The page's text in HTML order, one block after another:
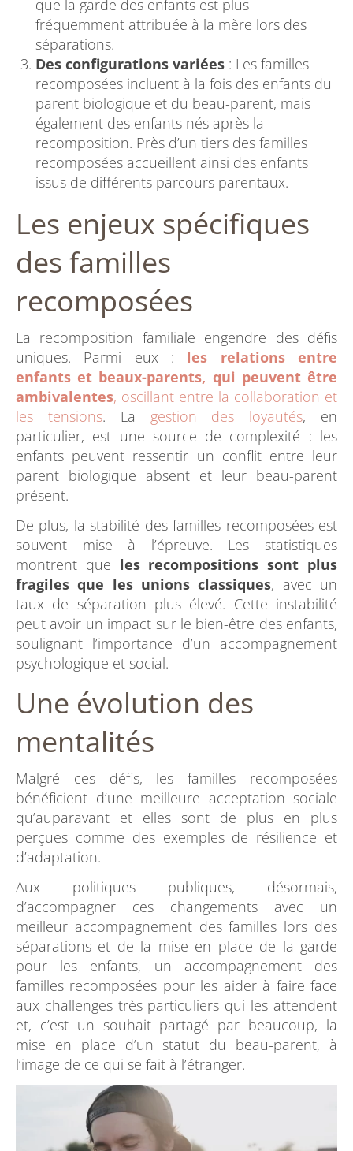
que la garde des enfants est plus
fréquemment attribuée à la mère lors des
séparations.
Des configurations variées : Les familles
recomposées incluent à la fois des enfants du
parent biologique et du beau-parent, mais
également des enfants nés après la
recomposition. Près d’un tiers des familles
recomposées accueillent ainsi des enfants
issus de différents parcours parentaux.
Les enjeux spécifiques
des familles
recomposées
La recomposition familiale engendre des défis
uniques. Parmi eux : les relations entre
enfants et beaux-parents, qui peuvent être
ambivalentes, oscillant entre la collaboration et
les tensions. La gestion des loyautés, en
particulier, est une source de complexité : les
enfants peuvent ressentir un conflit entre leur
parent biologique absent et leur beau-parent
présent.
De plus, la stabilité des familles recomposées est
souvent mise à l’épreuve. Les statistiques
montrent que les recompositions sont plus
fragiles que les unions classiques, avec un
taux de séparation plus élevé. Cette instabilité
peut avoir un impact sur le bien-être des enfants,
soulignant l’importance d’un accompagnement
psychologique et social.
Une évolution des
mentalités
Malgré ces défis, les familles recomposées
bénéficient d’une meilleure acceptation sociale
qu’auparavant et elles sont de plus en plus
perçues comme des exemples de résilience et
d’adaptation.
Aux politiques publiques, désormais,
d’accompagner ces changements avec un
meilleur accompagnement des familles lors des
séparations et de la mise en place de la garde
pour les enfants, un accompagnement des
familles recomposées pour les aider à faire face
aux challenges très particuliers qui les attendent
et, c’est un souhait partagé par beaucoup, la
mise en place d’un statut du beau-parent, à
l’image de ce qui se fait à l’étranger.